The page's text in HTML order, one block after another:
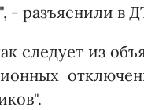
- разъяснили в
следует из